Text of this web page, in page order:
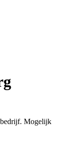
Mogelijk